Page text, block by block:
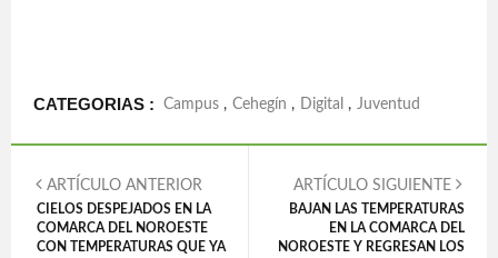
CATEGORIAS : Campus , Cehegín , Digital , Juventud
ARTÍCULO ANTERIOR
CIELOS DESPEJADOS EN LA
COMARCA DEL NOROESTE
CON TEMPERATURAS QUE YA
ARTÍCULO SIGUIENTE
BAJAN LAS TEMPERATURAS
EN LA COMARCA DEL
NOROESTE Y REGRESAN LOS